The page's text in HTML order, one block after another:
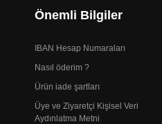
Önemli Bilgiler
IBAN Hesap Numaraları
Nasıl öderim ?
Ürün iade şartları
Üye ve Ziyaretçi Kişisel Veri
Aydınlatma Metni